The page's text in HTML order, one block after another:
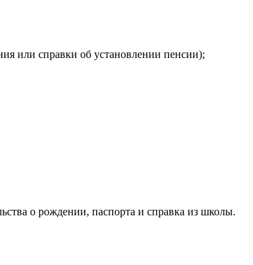
или справки об установлении пенсии);
о рождении, паспорта и справка из школы.